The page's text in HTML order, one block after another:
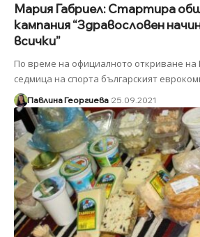
Мария Габриел: Стартира
кампания “Здравословен
всички”
По време на официалното откриване на
седмица на спорта българският
Павлина Георгиева 25.09.2021